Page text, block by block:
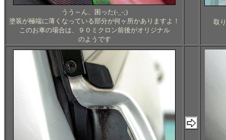
うう～ん、困った(-_-;)
塗装が極端に薄くなっている部分が何ヶ所かありますよ！
このお車の場合は、９０ミクロン前後がオリジナル
のようです
取